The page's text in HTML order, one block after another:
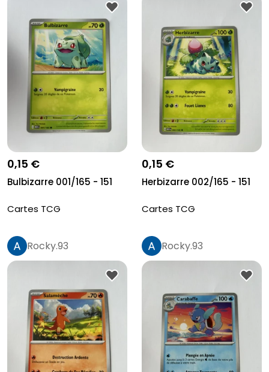
0,15 €
Bulbizarre 001/165 - 151
Cartes TCG
0,15 €
Herbizarre 002/165 - 151
Cartes TCG
Rocky.93 Rocky.93